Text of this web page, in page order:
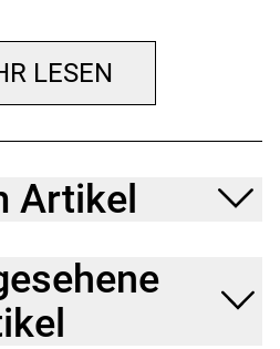
LESEN
Artikel